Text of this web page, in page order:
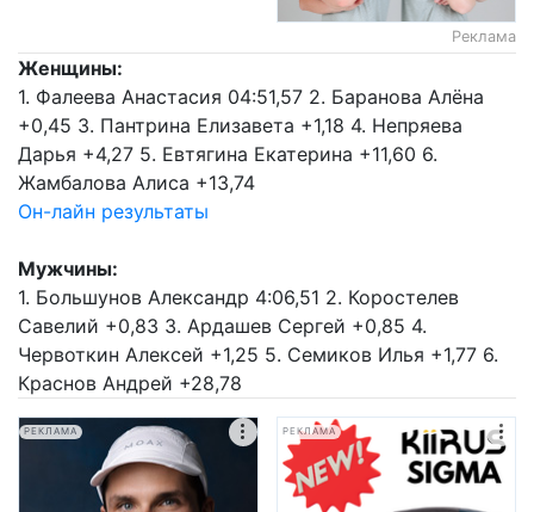
Реклама
Женщины:
1. Фалеева Анастасия 04:51,57 2. Баранова Алёна
+0,45 3. Пантрина Елизавета +1,18 4. Непряева
Дарья +4,27 5. Евтягина Екатерина +11,60 6.
Жамбалова Алиса +13,74
Он-лайн результаты
Мужчины:
1. Большунов Александр 4:06,51 2. Коростелев
Савелий +0,83 3. Ардашев Сергей +0,85 4.
Червоткин Алексей +1,25 5. Семиков Илья +1,77 6.
Краснов Андрей +28,78
РЕКЛАМА РЕКЛАМА